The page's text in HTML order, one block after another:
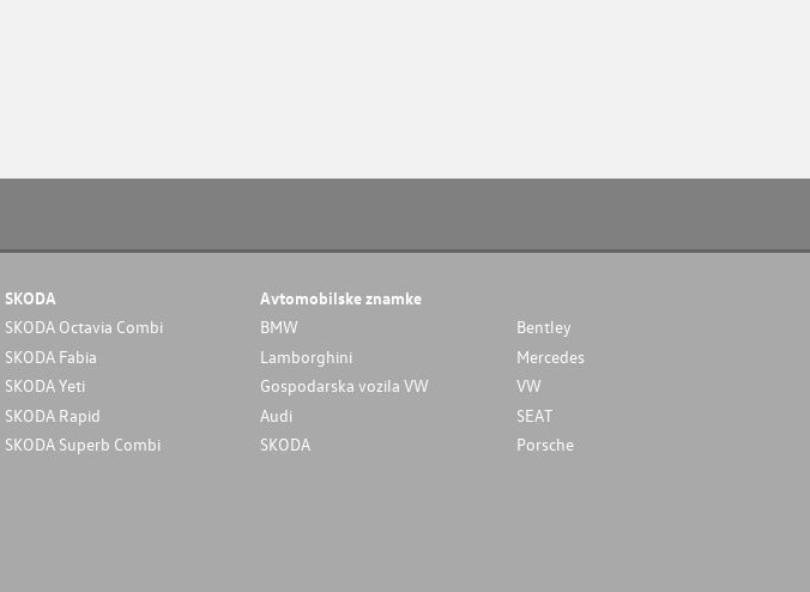
SKODA
SKODA Octavia Combi
SKODA Fabia
SKODA Yeti
SKODA Rapid
SKODA Superb Combi
Avtomobilske znamke
BMW
Bentley
Lamborghini
Mercedes
Gospodarska vozila VW
VW
Audi
SEAT
SKODA
Porsche